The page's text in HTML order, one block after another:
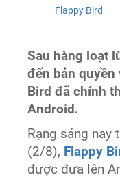
Flappy Bird
Sau hàng loạt
đến bản quyền
Bird đã chính
Android.
Rạng sáng nay
(2/8), Flappy
được đưa lên